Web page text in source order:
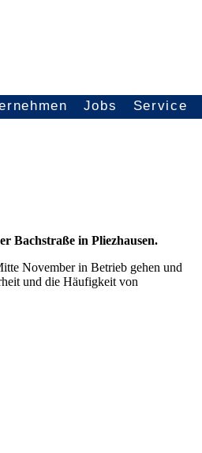
Jobs Service
Bachstraße in Pliezhausen.
November in Betrieb gehen und
und die Häufigkeit von